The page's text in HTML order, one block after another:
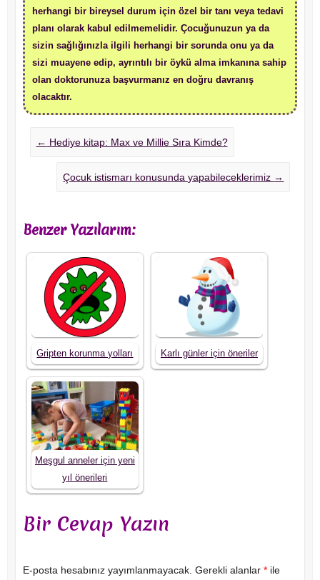
herhangi bir bireysel durum için özel bir tanı veya tedavi
planı olarak kabul edilmemelidir. Çocuğunuzun ya da
sizin sağlığınızla ilgili herhangi bir sorunda onu ya da
sizi muayene edip, ayrıntılı bir öykü alma imkanına sahip
olan doktorunuza başvurmanız en doğru davranış
olacaktır.
← Hediye kitap: Max ve Millie Sıra Kimde?
Çocuk istismarı konusunda yapabileceklerimiz →
Benzer Yazılarım:
Gripten korunma yolları Karlı günler için öneriler
Meşgul anneler için yeni
yıl önerileri
Bir Cevap Yazın
E-posta hesabınız yayımlanmayacak. Gerekli alanlar *ile